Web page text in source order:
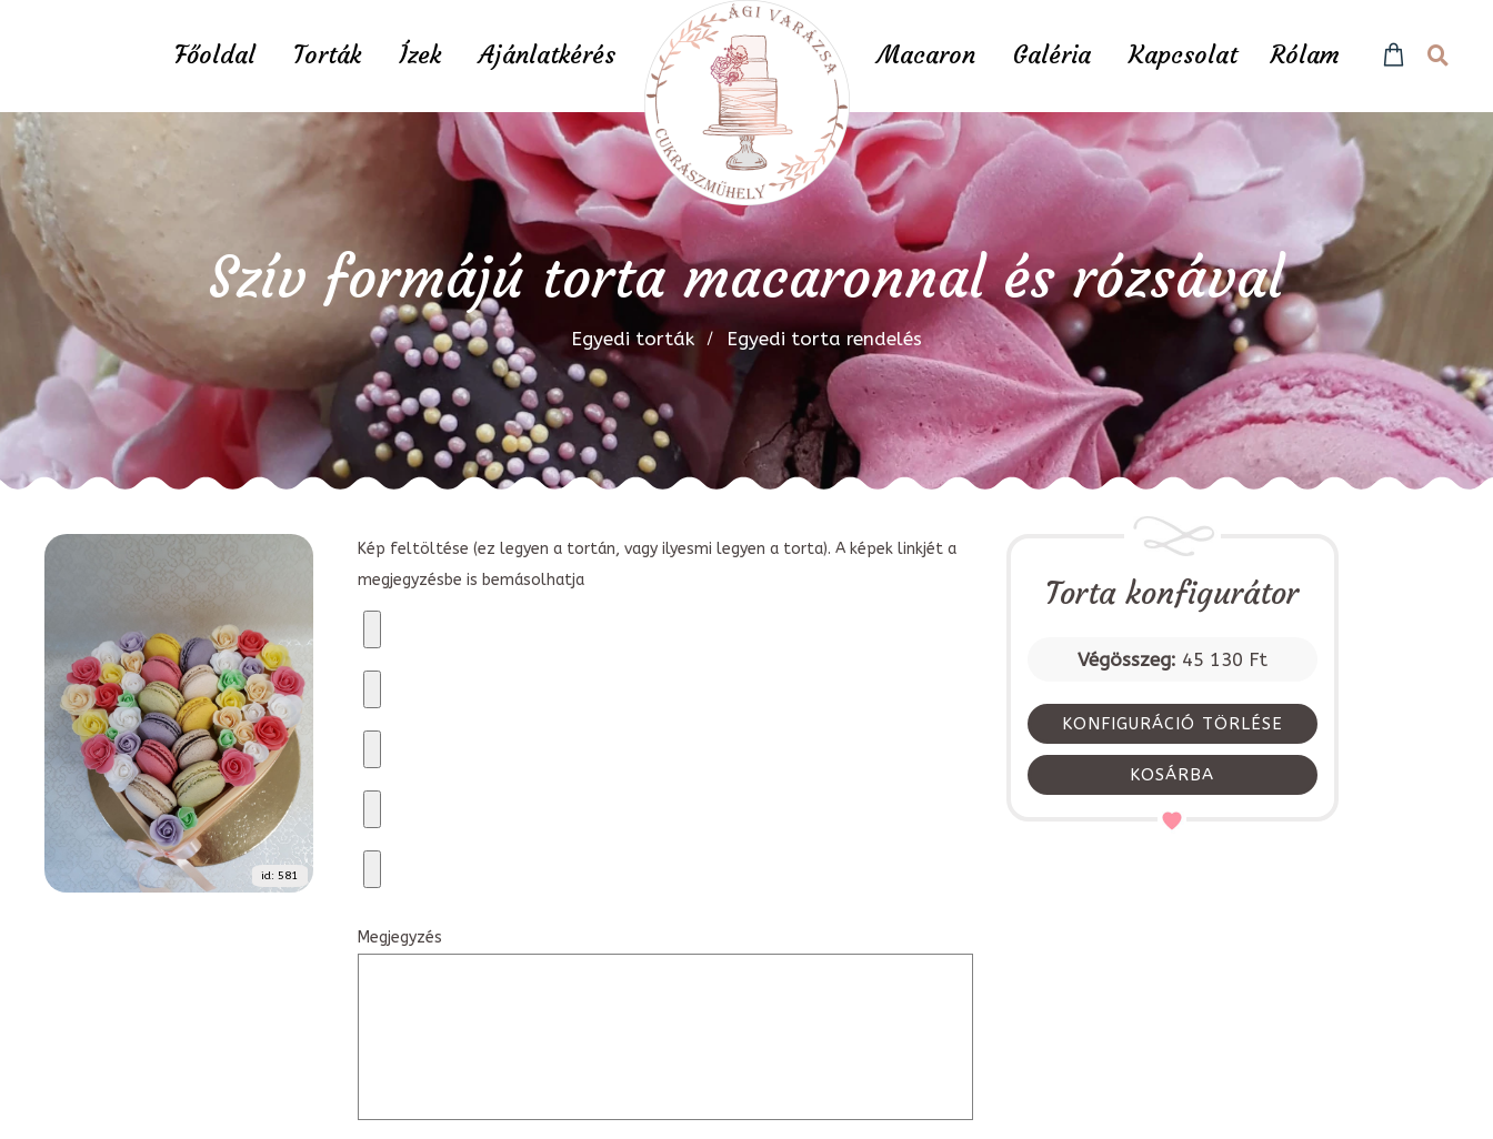
Főoldal Torták Ízek Ajánlatkérés Macaron Galéria Kapcsolat Rólam
Szív formájú torta macaronnal és rózsával
Egyedi torták Egyedi torta rendelés
id: 581
Kép feltöltése (ez legyen a tortán, vagy ilyesmi legyen a torta). A képek linkjét a
megjegyzésbe is bemásolhatja
Megjegyzés
Torta konfigurátor
Végösszeg: 45 130 Ft
KONFIGURÁCIÓ TÖRLÉSE
KOSÁRBA